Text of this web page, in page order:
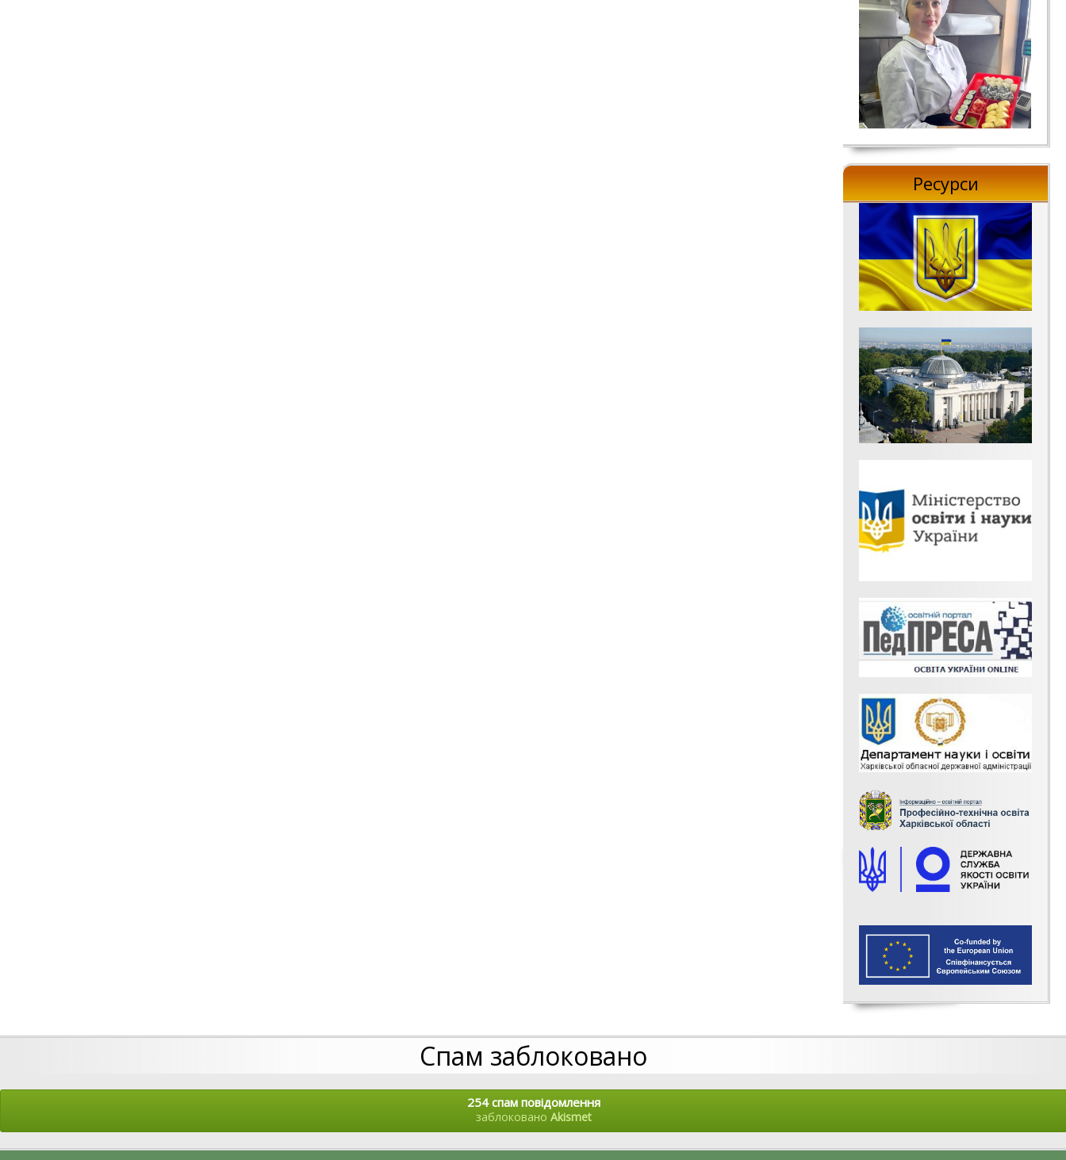
Ресурси
Спам заблоковано
254 спам повідомлення
заблоковано Akismet